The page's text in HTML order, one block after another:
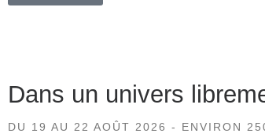
Dans un univers
DU 19 AU 22 AOÛT 2026 - ENVIRON